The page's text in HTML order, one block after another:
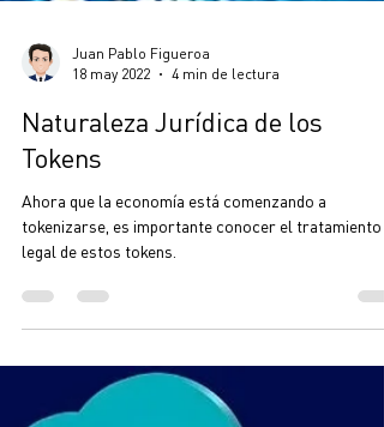
18 may 2022
4 min de lectura
Naturaleza Jurídica de los